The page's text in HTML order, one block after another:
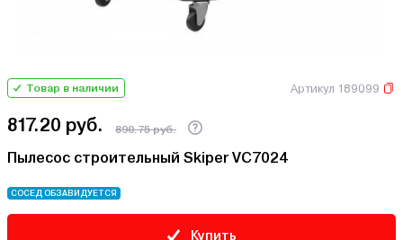
Товар в наличии Артикул 189099
817.20 руб. 890.75 руб.
Пылесос строительный Skiper VC7024
СОСЕД ОБЗАВИДУЕТСЯ
Купить